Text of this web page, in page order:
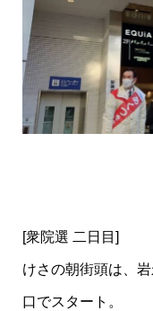
[衆院選 二日目]
けさの朝街頭は、
口でスタート。